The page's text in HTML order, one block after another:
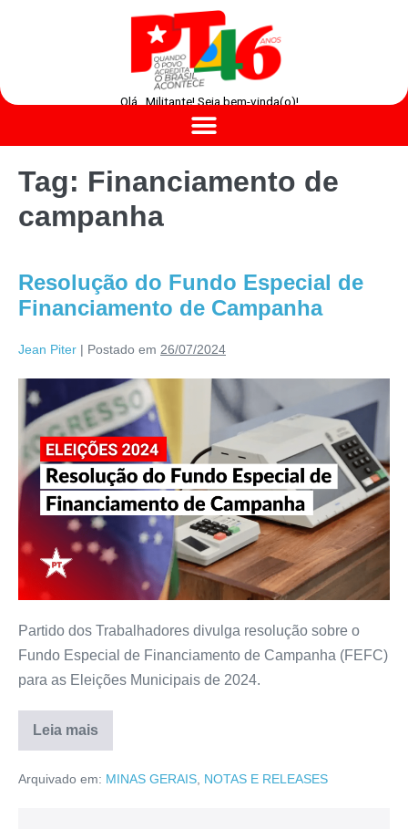
Olá , Militante! Seja bem-vinda(o)!
Tag: Financiamento de
campanha
Resolução do Fundo Especial de
Financiamento de Campanha
Jean Piter | Postado em 26/07/2024
Partido dos Trabalhadores divulga resolução sobre o
Fundo Especial de Financiamento de Campanha (FEFC)
para as Eleições Municipais de 2024.
Leia mais
Arquivado em: MINAS GERAIS NOTAS E RELEASES